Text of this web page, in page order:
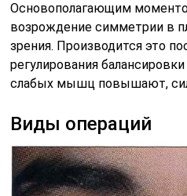
Основополагающим
возрождение симметрии в
зрения. Производится это
регулирования
слабых мышц повышают,
Виды операций